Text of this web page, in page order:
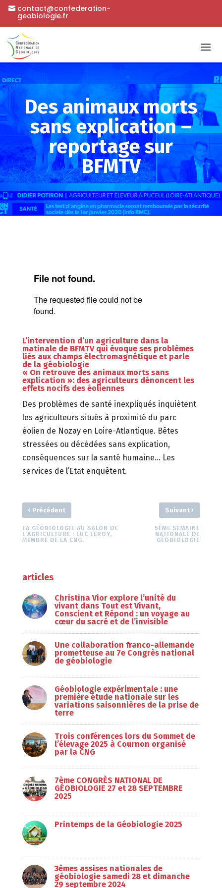
contact@confederation-
geobiologie.fr
Des animaux morts
sans explication –
reportage sur
BFMTV
L’intervention d’un agriculture dans la
matinale de BFMTV qui évoque ses problèmes
liés aux champs électromagnétique et parle
de la géobiologie
« On retrouve des animaux morts sans
explication »: des agriculteurs dénoncent les
effets nocifs des éoliennes
Des problèmes de santé inexpliqués inquiètent
les agriculteurs situés à proximité du parc
éolien de Nozay en Loire-Atlantique. Bêtes
stressées ou décédées sans explication,
conséquences sur la santé humaine… Les
services de l’Etat enquêtent.
‹ Précédent
LA GÉOBIOLOGIE AU SALON DE
L’AGRICULTURE : LUC LEROY,
MEMBRE DE LA CNG.
Suivant›
5ÈME SEMAINE
NATIONALE DE
GÉOBIOLOGIE
articles
Christina Vior explore l’unité du
vivant dans Tout est Vivant,
Conscient et Répond : un voyage au
cœur du sacré et de l’invisible
Une collaboration franco-allemande
prometteuse au 7e Congrès national
de géobiologie
Géobiologie expérimentale : une
première étude nationale sur les
variations saisonnières de la prise de
terre
Trois conférences lors du Sommet de
l’élevage 2025 à Cournon organisé
par la CNG
7ème CONGRÈS NATIONAL DE
GÉOBIOLOGIE 27 et 28 SEPTEMBRE
2025
Printemps de la Géobiologie 2025
3èmes assises nationales de
géobiologie samedi 28 et dimanche
29 septembre 2024